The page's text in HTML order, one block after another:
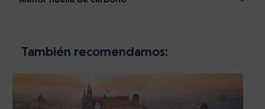
También recomendamos: